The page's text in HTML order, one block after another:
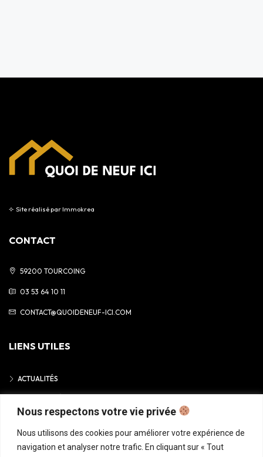
Nous respectons votre vie privée
Nous utilisons des cookies pour améliorer votre expérience de
navigation et analyser notre trafic. En cliquant sur « Tout
⟣ Site réalisé parImmokrea
CONTACT
59200 TOURCOING
03 53 64 10 11
CONTACT@QUOIDENEUF-ICI.COM
LIENS UTILES
ACTUALITÉS
POLITIQUE DE CONFIDENTIALITÉ